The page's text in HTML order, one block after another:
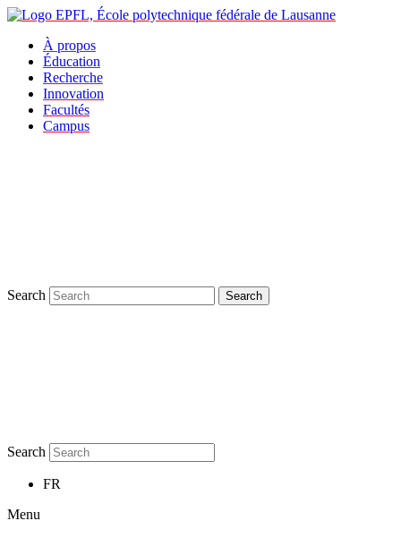
À propos
Éducation
Recherche
Innovation
Facultés
Campus
Search Search
Search
FR
Menu